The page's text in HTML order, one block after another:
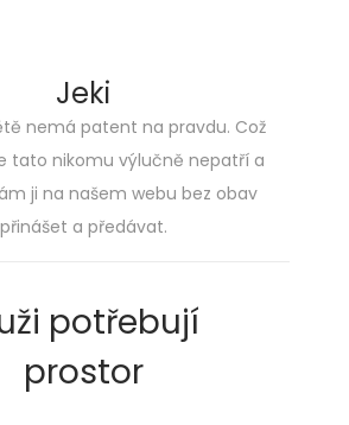
navigation
content
Jeki
nemá patent na pravdu. Což
tato nikomu výlučně nepatří a
ji na našem webu bez obav
přinášet a předávat.
potřebují
prostor